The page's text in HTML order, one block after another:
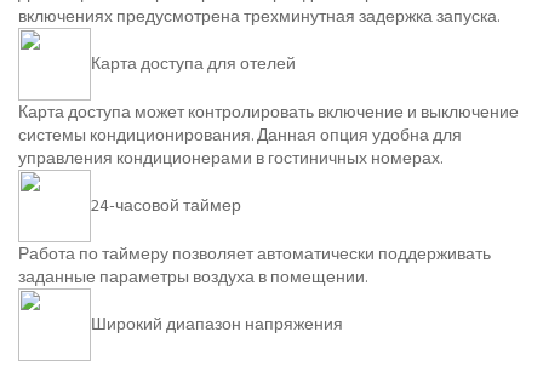
включениях предусмотрена трехминутная задержка запуска.
Карта доступа для отелей
Карта доступа может контролировать включение и выключение
системы кондиционирования. Данная опция удобна для
управления кондиционерами в гостиничных номерах.
24-часовой таймер
Работа по таймеру позволяет автоматически поддерживать
заданные параметры воздуха в помещении.
Широкий диапазон напряжения